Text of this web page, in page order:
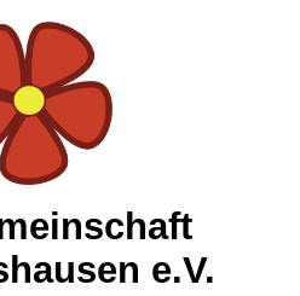
e.V.